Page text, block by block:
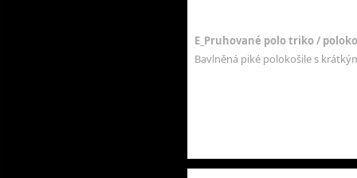
E_Pruhované polo triko /
Bavlněná piké polokošile s